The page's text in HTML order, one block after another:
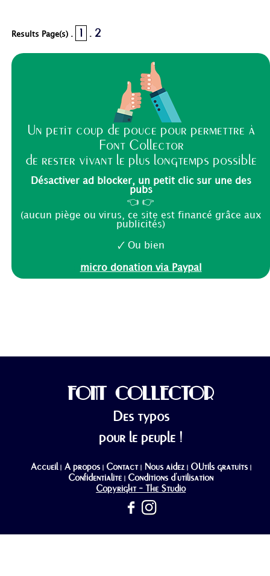
Results Page(s) . 1 . 2
Un petit coup de pouce pour permettre à
Font Collector
de rester vivant le plus longtemps possible
Désactiver ad blocker, un petit clic sur une des
pubs
👈 👉
(aucun piège ou virus, ce site est financé grâce aux
publicités)
🗸 Ou bien
micro donation via Paypal
FONT COLLECTOR
Des typos
pour le peuple !
Accueil| A propos| Contact| Nous aidez| OUtils gratuits|
Confidentialité
Conditions d'utilisation
Copyright - The Studio